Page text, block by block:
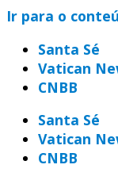
Ir para o
Santa Sé
Vatican
CNBB
Santa Sé
Vatican
CNBB